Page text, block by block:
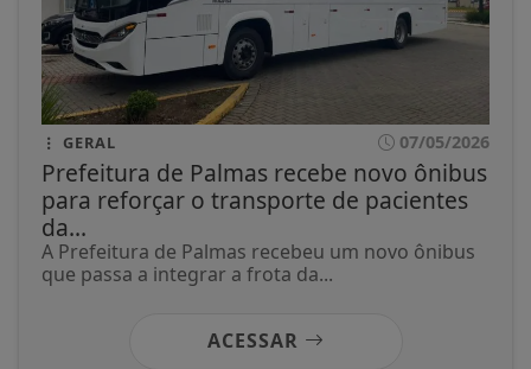
GERAL 07/05/2026
Prefeitura de Palmas recebe novo ônibus
para reforçar o transporte de pacientes
da...
A Prefeitura de Palmas recebeu um novo ônibus
que passa a integrar a frota da...
ACESSAR